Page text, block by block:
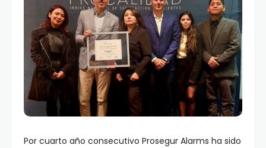
Por cuarto año consecutivo Prosegur Alarms ha sido